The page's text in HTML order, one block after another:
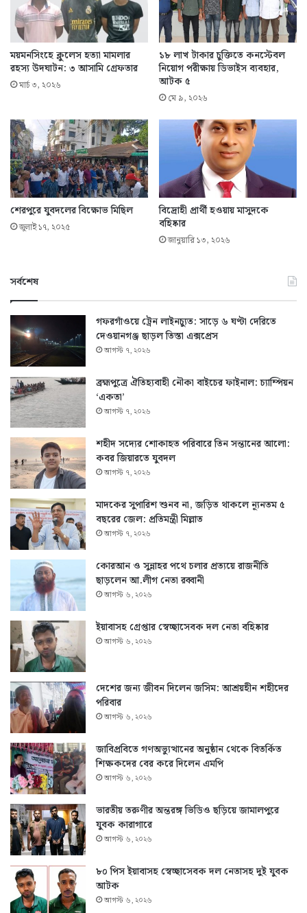
ময়মনসিংহে ক্লুলেস হত্যা মামলার
রহস্য উদঘাটন: ৩ আসামি গ্রেফতার
মার্চ ৩, ২০২৬
১৮ লাখ টাকার চুক্তিতে কনস্টেবল
নিয়োগ পরীক্ষায় ডিভাইস ব্যবহার,
আটক ৫
মে ৯, ২০২৬
শেরপুরে যুবদলের বিক্ষোভ মিছিল
জুলাই ১৭, ২০২৫
বিদ্রোহী প্রার্থী হওয়ায় মাসুদকে
বহিষ্কার
জানুয়ারি ১৩, ২০২৬
সর্বশেষ
গফরগাঁওয়ে ট্রেন লাইনচ্যুত: সাড়ে ৬ ঘণ্টা দেরিতে
দেওয়ানগঞ্জ ছাড়ল তিস্তা এক্সপ্রেস
আগস্ট ৭, ২০২৬
ব্রহ্মপুত্রে ঐতিহ্যবাহী নৌকা বাইচের ফাইনাল: চ্যাম্পিয়ন
‘একতা’
আগস্ট ৭, ২০২৬
শহীদ সদ্যের শোকাহত পরিবারে তিন সন্তানের আলো:
কবর জিয়ারতে যুবদল
আগস্ট ৭, ২০২৬
মাদকের সুপারিশ শুনব না, জড়িত থাকলে ন্যূনতম ৫
বছরের জেল: প্রতিমন্ত্রী মিল্লাত
আগস্ট ৭, ২০২৬
কোরআন ও সুন্নাহর পথে চলার প্রত্যয়ে রাজনীতি
ছাড়লেন আ.লীগ নেতা রব্বানী
আগস্ট ৬, ২০২৬
ইয়াবাসহ গ্রেপ্তার স্বেচ্ছাসেবক দল নেতা বহিষ্কার
আগস্ট ৬, ২০২৬
দেশের জন্য জীবন দিলেন জসিম: আশ্রয়হীন শহীদের
পরিবার
আগস্ট ৬, ২০২৬
জাবিপ্রবিতে গণঅভ্যুত্থানের অনুষ্ঠান থেকে বিতর্কিত
শিক্ষকদের বের করে দিলেন এমপি
আগস্ট ৬, ২০২৬
ভারতীয় তরুণীর অন্তরঙ্গ ভিডিও ছড়িয়ে জামালপুরে
যুবক কারাগারে
আগস্ট ৬, ২০২৬
৮০ পিস ইয়াবাসহ স্বেচ্ছাসেবক দল নেতাসহ দুই যুবক
আটক
আগস্ট ৬, ২০২৬